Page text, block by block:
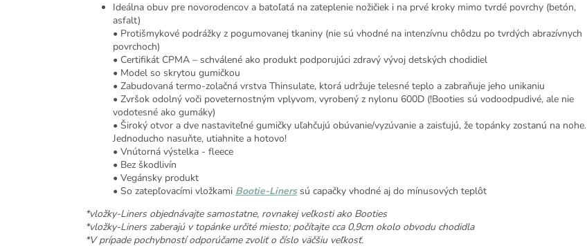
Ideálna obuv pre novorodencov a batoľatá na zateplenie nožičiek i na prvé kroky mimo tvrdé povrchy (betón,
asfalt)
• Protišmykové podrážky z pogumovanej tkaniny (nie sú vhodné na intenzívnu chôdzu po tvrdých abrazívnych
povrchoch)
• Certifikát CPMA – schválené ako produkt podporujúci zdravý vývoj detských chodidiel
• Model so skrytou gumičkou
• Zabudovaná termo-zolačná vrstva Thinsulate, ktorá udržuje telesné teplo a zabraňuje jeho unikaniu
• Zvršok odolný voči poveternostným vplyvom, vyrobený z nylonu 600D (!Booties sú vodoodpudivé, ale nie
vodotesné ako gumáky)
• Široký otvor a dve nastaviteľné gumičky uľahčujú obúvanie/vyzúvanie a zaisťujú, že topánky zostanú na nohe.
Jednoducho nasuňte, utiahnite a hotovo!
• Vnútorná výstelka - fleece
• Bez škodlivín
• Vegánsky produkt
• So zatepľovacími vložkami Bootie-Linerssú capačky vhodné aj do mínusových teplôt
*vložky-Liners objednávajte samostatne, rovnakej veľkosti ako Booties
*vložky-Liners zaberajú v topánke určité miesto; počítajte cca 0,9cm okolo obvodu chodidla
*V prípade pochybností odporúčame zvoliť o číslo väčšiu veľkosť.